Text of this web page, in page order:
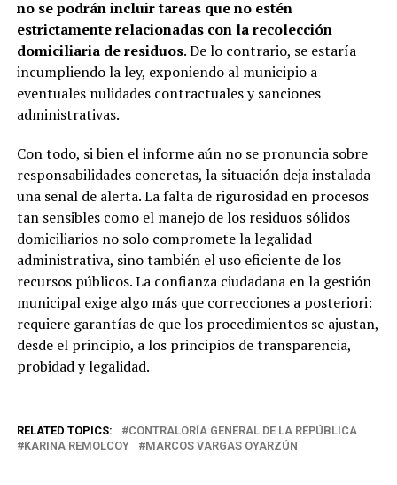
no se podrán incluir tareas que no estén
estrictamente relacionadas con la recolección
domiciliaria de residuos. De lo contrario, se estaría
incumpliendo la ley, exponiendo al municipio a
eventuales nulidades contractuales y sanciones
administrativas.
Con todo, si bien el informe aún no se pronuncia sobre
responsabilidades concretas, la situación deja instalada
una señal de alerta. La falta de rigurosidad en procesos
tan sensibles como el manejo de los residuos sólidos
domiciliarios no solo compromete la legalidad
administrativa, sino también el uso eficiente de los
recursos públicos. La confianza ciudadana en la gestión
municipal exige algo más que correcciones a posteriori:
requiere garantías de que los procedimientos se ajustan,
desde el principio, a los principios de transparencia,
probidad y legalidad.
RELATED TOPICS:
CONTRALORÍA GENERAL DE LA REPÚBLICA
KARINA REMOLCOY
MARCOS VARGAS OYARZÚN